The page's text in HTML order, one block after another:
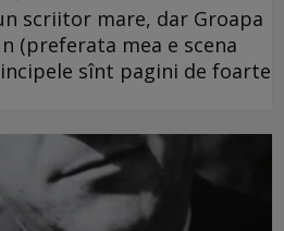
scriitor mare, dar Groapa
(preferata mea e scena
sînt pagini de foarte